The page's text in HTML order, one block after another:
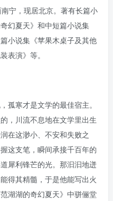
宁，现居北京。著有长篇小
幻夏天》和中短篇小说集
小说集《苹果木桌子及其他
表演》等。
孤寒才是文学的最佳宿主。
，川流不息地在文学里出生
在这渺小、不安和失败之
这支笔，瞬间承接千百年的
犀利锋芒的光。那汩汩地迸
得其精髓，于是他能写出火
湖湖的奇幻夏天》中骈俪堂